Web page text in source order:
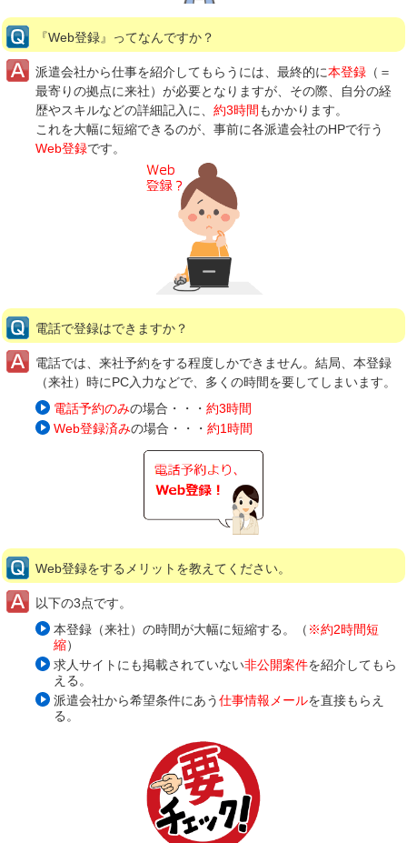
『Web登録』ってなんですか？
派遣会社から仕事を紹介してもらうには、最終的に本登録 （＝
最寄りの拠点に来社）が必要となりますが、その際、自分の経
歴やスキルなどの詳細記入に、 約3時間もかかります。
これを大幅に短縮できるのが、事前に各派遣会社のHPで行う
Web登録です。
電話で登録はできますか？
電話では、来社予約をする程度しかできません。結局、本登録
（来社）時にPC入力などで、多くの時間を要してしまいます。
電話予約のみの場合・・・ 約3時間
Web登録済みの場合・・・ 約1時間
Web登録をするメリットを教えてください。
以下の3点です。
本登録（来社）の時間が大幅に短縮する。（ ※約2時間短
縮）
求人サイトにも掲載されていない非公開案件を紹介してもら
える。
派遣会社から希望条件にあう仕事情報メールを直接もらえ
る。